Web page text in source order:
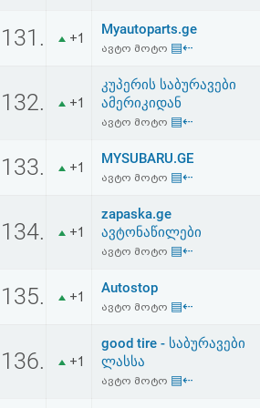
131. +1
Myautoparts.ge
ავტო მოტო ▤⇠
132. +1
კუპერის საბურავები
ამერიკიდან
ავტო მოტო ▤⇠
133. +1
MYSUBARU.GE
ავტო მოტო ▤⇠
134. +1
zapaska.ge
ავტონაწილები
ავტო მოტო ▤⇠
135. +1
Autostop
ავტო მოტო ▤⇠
136. +1
good tire - საბურავები
ლასსა
ავტო მოტო ▤⇠